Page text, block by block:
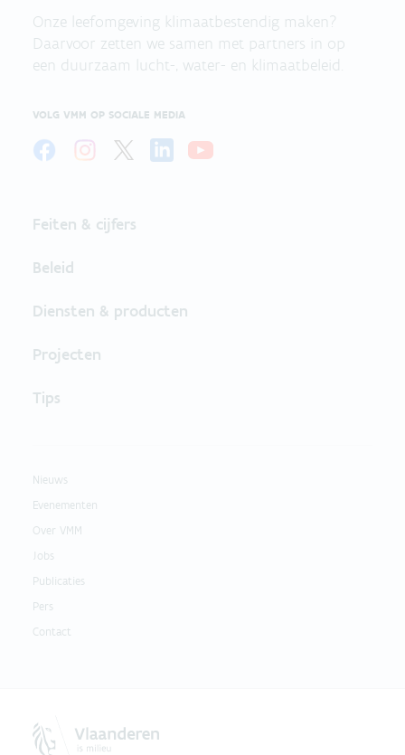
Onze leefomgeving klimaatbestendig maken?
Daarvoor zetten we samen met partners in op
een duurzaam lucht-, water- en klimaatbeleid.
VOLG VMM OP SOCIALE MEDIA
Feiten & cijfers
Beleid
Diensten & producten
Projecten
Tips
Nieuws
Evenementen
Over VMM
Jobs
Publicaties
Pers
Contact